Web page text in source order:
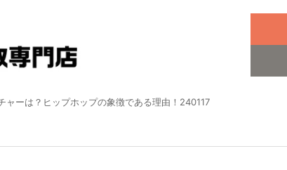
ャーは？ヒップホップの象徴である理由！240117